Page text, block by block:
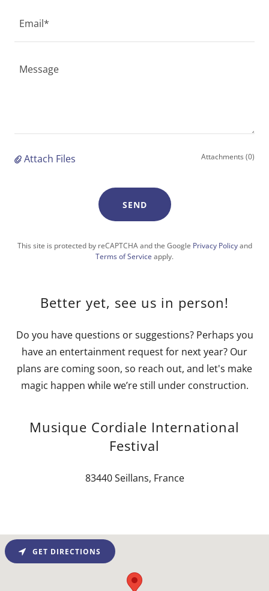
Email*
Attach Files Attachments (0)
SEND
This site is protected by reCAPTCHA and the Google Privacy Policyand
Terms of Service apply.
Better yet, see us in person!
Do you have questions or suggestions? Perhaps you
have an entertainment request for next year? Our
plans are coming soon, so reach out, and let's make
magic happen while we’re still under construction.
Musique Cordiale International
Festival
83440 Seillans, France
GET DIRECTIONS